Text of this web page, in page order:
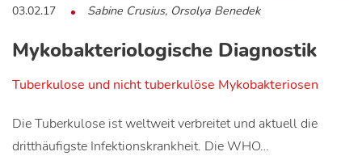
03.02.17 Sabine Crusius, Orsolya Benedek
Mykobakteriologische Diagnostik
Tuberkulose und nicht tuberkulöse Mykobakteriosen
Die Tuberkulose ist weltweit verbreitet und aktuell die
dritthäufigste Infektionskrankheit. Die WHO…